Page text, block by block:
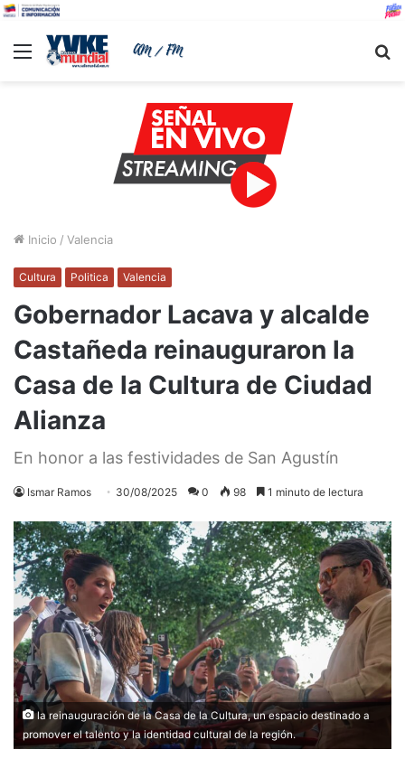
Menu
Inicio / Valencia
Cultura Politica Valencia
Gobernador Lacava y alcalde
Castañeda reinauguraron la
Casa de la Cultura de Ciudad
Alianza
En honor a las festividades de San Agustín
Ismar Ramos 30/08/2025 0 98 1 minuto de lectura
la reinauguración de la Casa de la Cultura, un espacio destinado a
promover el talento y la identidad cultural de la región.